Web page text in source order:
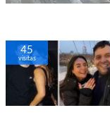
45
visitas